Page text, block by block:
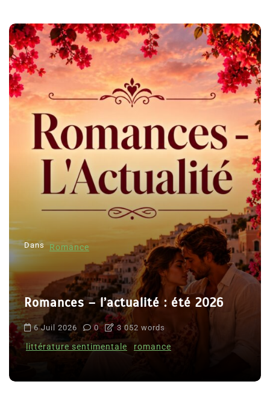
Dans Romance
Romances – l’actualité : été 2026
6 Juil 2026 0 3 052 words
littérature sentimentale romance